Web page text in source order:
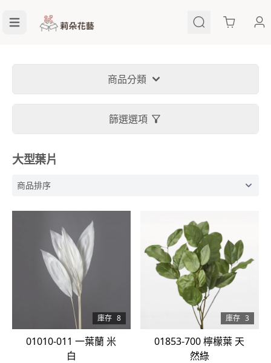
Cart
商品分類
篩選選項
大型葉片
庫存 8
01010-011 一葉蘭 米
白
庫存 3
01853-700 檸檬葉 天
然綠